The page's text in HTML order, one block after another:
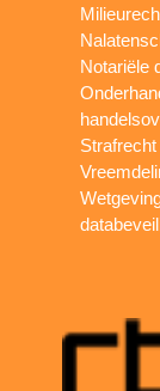
Notariële
Strafrecht